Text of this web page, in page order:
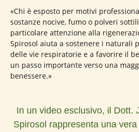
«Chi è esposto per motivi
sostanze nocive, fumo o polveri
particolare attenzione alla
Spirosol aiuta a sostenere i naturali
delle vie respiratorie e a favorire il
un passo importante verso una
benessere.»
In un video esclusivo, il Dott.
Spirosol rappresenta una